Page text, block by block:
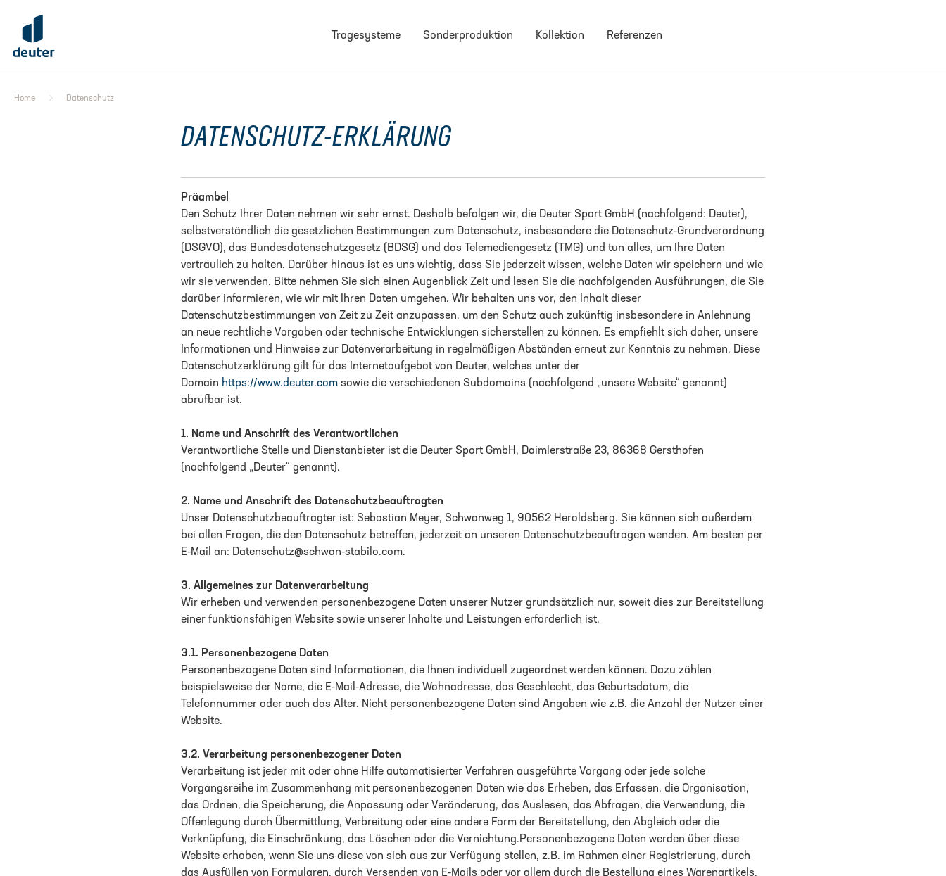
Tragesysteme Sonderproduktion Kollektion Referenzen
header.toc
Datenschutz-erklärung
Home Datenschutz
DATENSCHUTZ-ERKLÄRUNG
Präambel
Den Schutz Ihrer Daten nehmen wir sehr ernst. Deshalb befolgen wir, die Deuter Sport GmbH (nachfolgend: Deuter),
selbstverständlich die gesetzlichen Bestimmungen zum Datenschutz, insbesondere die Datenschutz-Grundverordnung
(DSGVO), das Bundesdatenschutzgesetz (BDSG) und das Telemediengesetz (TMG) und tun alles, um Ihre Daten
vertraulich zu halten. Darüber hinaus ist es uns wichtig, dass Sie jederzeit wissen, welche Daten wir speichern und wie
wir sie verwenden. Bitte nehmen Sie sich einen Augenblick Zeit und lesen Sie die nachfolgenden Ausführungen, die Sie
darüber informieren, wie wir mit Ihren Daten umgehen. Wir behalten uns vor, den Inhalt dieser
Datenschutzbestimmungen von Zeit zu Zeit anzupassen, um den Schutz auch zukünftig insbesondere in Anlehnung
an neue rechtliche Vorgaben oder technische Entwicklungen sicherstellen zu können. Es empfiehlt sich daher, unsere
Informationen und Hinweise zur Datenverarbeitung in regelmäßigen Abständen erneut zur Kenntnis zu nehmen. Diese
Datenschutzerklärung gilt für das Internetaufgebot von Deuter, welches unter der
Domain https://www.deuter.com sowie die verschiedenen Subdomains (nachfolgend „unsere Website“ genannt)
abrufbar ist.
1. Name und Anschrift des Verantwortlichen
Verantwortliche Stelle und Dienstanbieter ist die Deuter Sport GmbH, Daimlerstraße 23, 86368 Gersthofen
(nachfolgend „Deuter“ genannt).
2. Name und Anschrift des Datenschutzbeauftragten
Unser Datenschutzbeauftragter ist: Sebastian Meyer, Schwanweg 1, 90562 Heroldsberg. Sie können sich außerdem
bei allen Fragen, die den Datenschutz betreffen, jederzeit an unseren Datenschutzbeauftragen wenden. Am besten per
E-Mail an: Datenschutz@schwan-stabilo.com.
3. Allgemeines zur Datenverarbeitung
Wir erheben und verwenden personenbezogene Daten unserer Nutzer grundsätzlich nur, soweit dies zur Bereitstellung
einer funktionsfähigen Website sowie unserer Inhalte und Leistungen erforderlich ist.
3.1. Personenbezogene Daten
Personenbezogene Daten sind Informationen, die Ihnen individuell zugeordnet werden können. Dazu zählen
beispielsweise der Name, die E-Mail-Adresse, die Wohnadresse, das Geschlecht, das Geburtsdatum, die
Telefonnummer oder auch das Alter. Nicht personenbezogene Daten sind Angaben wie z.B. die Anzahl der Nutzer einer
Website.
3.2. Verarbeitung personenbezogener Daten
Verarbeitung ist jeder mit oder ohne Hilfe automatisierter Verfahren ausgeführte Vorgang oder jede solche
Vorgangsreihe im Zusammenhang mit personenbezogenen Daten wie das Erheben, das Erfassen, die Organisation,
das Ordnen, die Speicherung, die Anpassung oder Veränderung, das Auslesen, das Abfragen, die Verwendung, die
Offenlegung durch Übermittlung, Verbreitung oder eine andere Form der Bereitstellung, den Abgleich oder die
Verknüpfung, die Einschränkung, das Löschen oder die Vernichtung.Personenbezogene Daten werden über diese
Website erhoben, wenn Sie uns diese von sich aus zur Verfügung stellen, z.B. im Rahmen einer Registrierung, durch
das Ausfüllen von Formularen, durch Versenden von E-Mails oder vor allem durch die Bestellung eines Warenartikels.